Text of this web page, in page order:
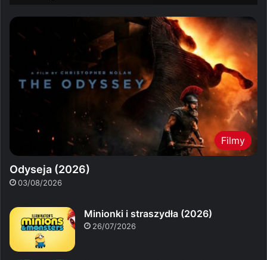
Filmy
Odyseja (2026)
03/08/2026
Minionki i straszydła (2026)
26/07/2026